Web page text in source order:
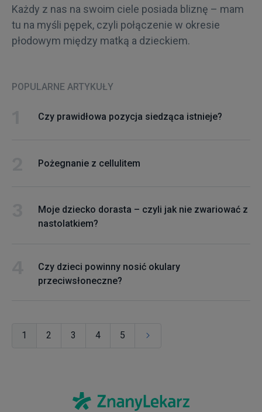
Każdy z nas na swoim ciele posiada bliznę – mam
tu na myśli pępek, czyli połączenie w okresie
płodowym między matką a dzieckiem.
POPULARNE ARTYKUŁY
Czy prawidłowa pozycja siedząca istnieje?
Pożegnanie z cellulitem
Moje dziecko dorasta – czyli jak nie zwariować z
nastolatkiem?
Czy dzieci powinny nosić okulary
przeciwsłoneczne?
1 2 3 4 5